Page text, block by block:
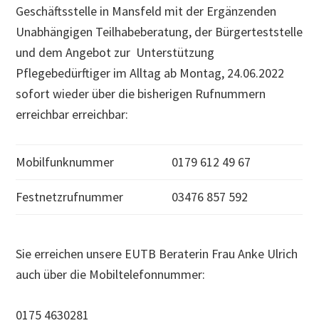
Geschäftsstelle in Mansfeld mit der Ergänzenden
Unabhängigen Teilhabeberatung, der Bürgerteststelle
und dem Angebot zur Unterstützung
Pflegebedürftiger im Alltag ab Montag, 24.06.2022
sofort wieder über die bisherigen Rufnummern
erreichbar erreichbar:
Mobilfunknummer 0179 612 49 67
Festnetzrufnummer 03476 857 592
Sie erreichen unsere EUTB Beraterin Frau Anke Ulrich
auch über die Mobiltelefonnummer:
0175 4630281